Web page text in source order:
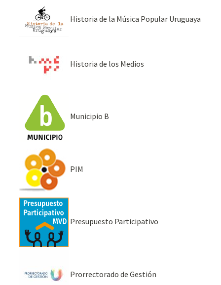
Historia de la Música Popular Uruguaya
Historia de los Medios
Municipio B
PIM
Presupuesto Participativo
Prorrectorado de Gestión